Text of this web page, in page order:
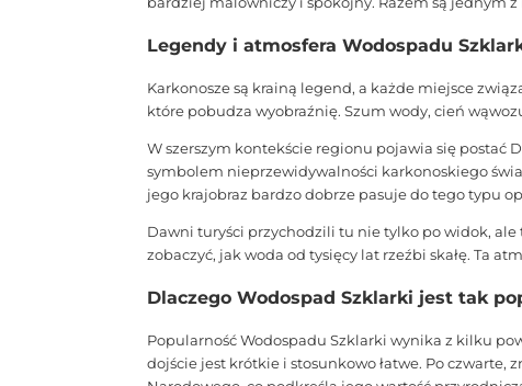
Legendy i atmosfera Wodospadu
Karkonosze są krainą legend, a każde miejsce
które pobudza wyobraźnię. Szum wody, cień
W szerszym kontekście regionu pojawia się postać
symbolem nieprzewidywalności karkonoskiego
jego krajobraz bardzo dobrze pasuje do tego typu
Dawni turyści przychodzili tu nie tylko po widok, ale
zobaczyć, jak woda od tysięcy lat rzeźbi skałę. Ta
Dlaczego Wodospad Szklarki jest tak
Popularność Wodospadu Szklarki wynika z kilku
dojście jest krótkie i stosunkowo łatwe. Po czwarte,